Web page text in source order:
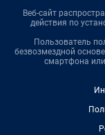
Веб-сайт
действия по
Пользователь
безвозмездной
смартфона